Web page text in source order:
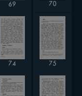
69 70
74 75